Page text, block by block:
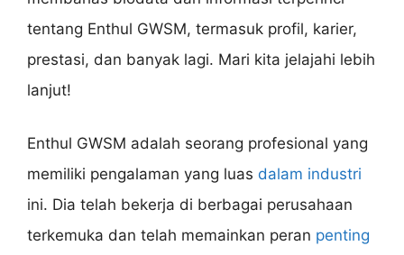
tentang Enthul GWSM, termasuk profil, karier,
prestasi, dan banyak lagi. Mari kita jelajahi lebih
lanjut!
Enthul GWSM adalah seorang profesional yang
memiliki pengalaman yang luas dalam industri
ini. Dia telah bekerja di berbagai perusahaan
terkemuka dan telah memainkan peran penting